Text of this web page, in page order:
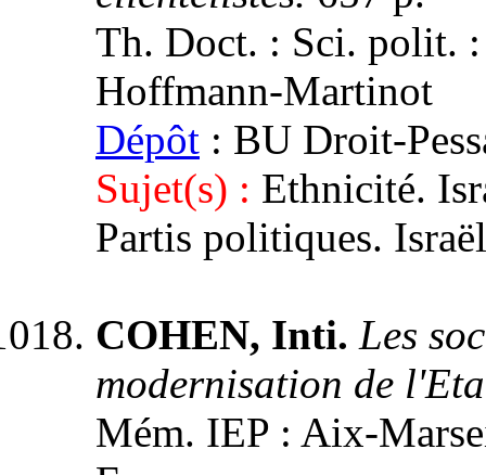
Th. Doct. : Sci. polit.
Hoffmann-Martinot
Dépôt : BU Droit-
Sujet(s) : Ethnicité.
Partis politiques.
COHEN, Inti. Les
modernisation de
Mém. IEP : Aix-